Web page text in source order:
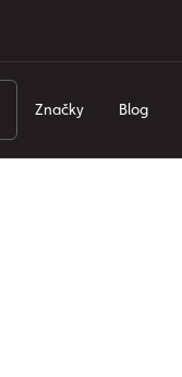
Značky Blog